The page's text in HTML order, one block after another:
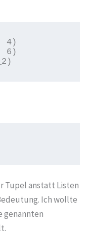
4)
6)
Tupel anstatt Listen
Ich wollte
genannten